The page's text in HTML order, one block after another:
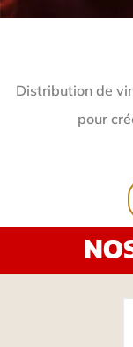
Distribution de
pour